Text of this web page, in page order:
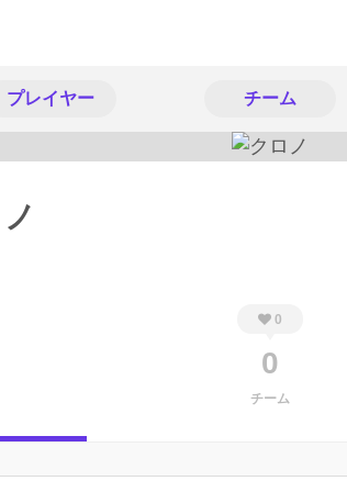
プレイヤー チーム
0
0
チーム